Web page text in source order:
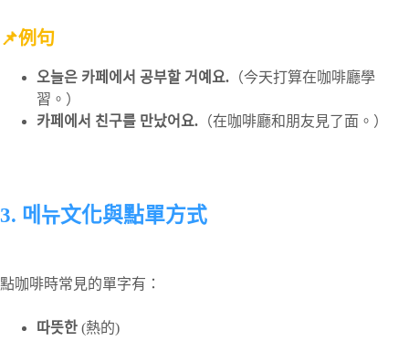
📌例句
오늘은 카페에서 공부할 거예요. （今天打算在咖啡廳學
習。）
카페에서 친구를 만났어요. （在咖啡廳和朋友見了面。）
3. 메뉴文化與點單方式
點咖啡時常見的單字有：
따뜻한 (熱的)